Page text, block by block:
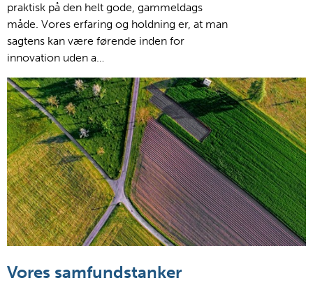
praktisk på den helt gode, gammeldags
måde. Vores erfaring og holdning er, at man
sagtens kan være førende inden for
innovation uden a…
Vores samfundstanker